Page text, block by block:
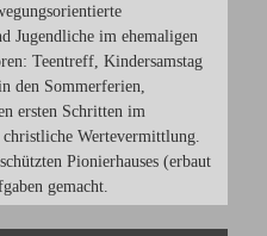
Jugendliche im ehemaligen
Teentreff, Kindersamstag
den Sommerferien,
ersten Schritten im
Wertevermittlung.
Pionierhauses (erbaut
gemacht.